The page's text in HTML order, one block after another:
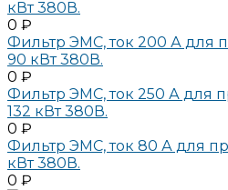
кВт 380В.
0 ₽
Фильтр ЭМС, ток 200 А для
90 кВт 380В.
0 ₽
Фильтр ЭМС, ток 250 А для
132 кВт 380В.
0 ₽
Фильтр ЭМС, ток 80 А для
кВт 380В.
0 ₽